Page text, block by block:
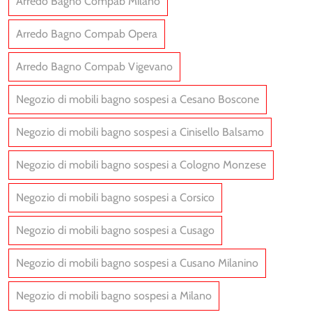
Arredo Bagno Compab Opera
Arredo Bagno Compab Vigevano
Negozio di mobili bagno sospesi a Cesano Boscone
Negozio di mobili bagno sospesi a Cinisello Balsamo
Negozio di mobili bagno sospesi a Cologno Monzese
Negozio di mobili bagno sospesi a Corsico
Negozio di mobili bagno sospesi a Cusago
Negozio di mobili bagno sospesi a Cusano Milanino
Negozio di mobili bagno sospesi a Milano